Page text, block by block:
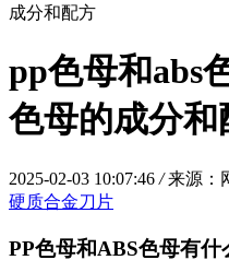
成分和配方
pp色母和abs
色母的成分和
2025-02-03 10:07:46 / 来源：
硬质合金刀片
PP色母和ABS色母有什